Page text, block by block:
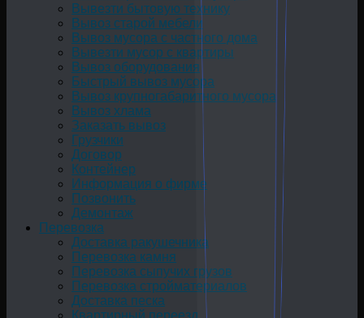
Вывезти бытовую технику
Вывоз старой мебели
Вывоз мусора с частного дома
Вывезти мусор с квартиры
Вывоз оборудования
Быстрый вывоз мусора
Вывоз крупногабаритного мусора
Вывоз хлама
Заказать вывоз
Грузчики
Договор
Контейнер
Информация о фирме
Позвонить
Демонтаж
Перевозка
Доставка ракушечника
Перевозка камня
Перевозка сыпучих грузов
Перевозка стройматериалов
Доставка песка
Квартирный переезд